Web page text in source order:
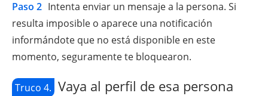
Paso 2 Intenta enviar un mensaje a la persona. Si
resulta imposible o aparece una notificación
informándote que no está disponible en este
momento, seguramente te bloquearon.
Truco 4. Vaya al perfil de esa persona